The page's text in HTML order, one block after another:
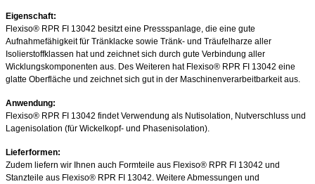
Eigenschaft:
Flexiso® RPR FI 13042 besitzt eine Pressspanlage, die eine gute
Aufnahmefähigkeit für Tränklacke sowie Tränk- und Träufelharze aller
Isolierstoffklassen hat und zeichnet sich durch gute Verbindung aller
Wicklungskomponenten aus. Des Weiteren hat Flexiso® RPR FI 13042 eine
glatte Oberfläche und zeichnet sich gut in der Maschinenverarbeitbarkeit aus.
Anwendung:
Flexiso® RPR FI 13042 findet Verwendung als Nutisolation, Nutverschluss und
Lagenisolation (für Wickelkopf- und Phasenisolation).
Lieferformen:
Zudem liefern wir Ihnen auch Formteile aus Flexiso® RPR FI 13042 und
Stanzteile aus Flexiso® RPR FI 13042. Weitere Abmessungen und